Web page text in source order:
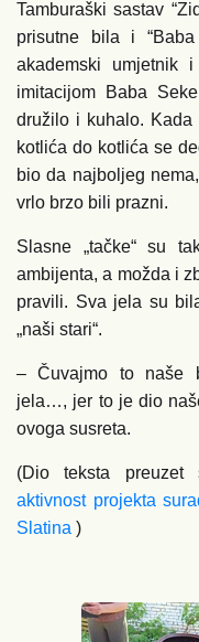
Tamburaški sastav
prisutne bila i
akademski umjetnik
imitacijom Baba
družilo i kuhalo.
kotlića do kotlića se
bio da najboljeg
vrlo brzo bili prazni.
Slasne „tačke“ su
ambijenta, a možda i
pravili. Sva jela su
„naši stari“.
– Čuvajmo to naše
jela…, jer to je dio
ovoga susreta.
(Dio teksta preuzet
aktivnost projekta
Slatina )